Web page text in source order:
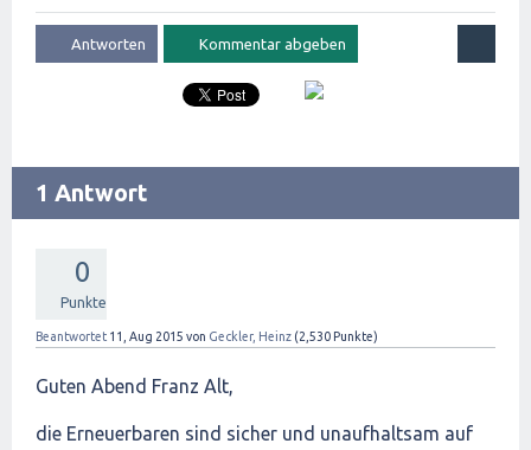
1 Antwort
0
Punkte
Beantwortet 11, Aug 2015 von Geckler, Heinz (2,530 Punkte)
Guten Abend Franz Alt,
die Erneuerbaren sind sicher und unaufhaltsam auf